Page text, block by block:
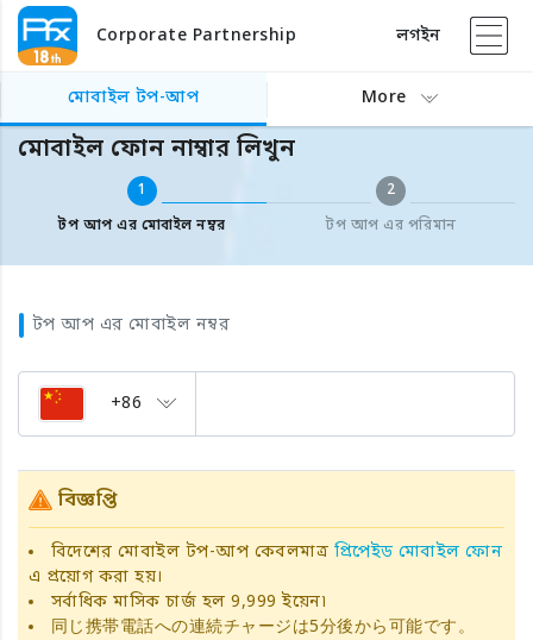
Corporate Partnership লগইন
মোবাইল টপ-আপ More
বিদেশের মোবাইল টপ আপ মোবাইল ফোন নাম্বার লিখুন
মোবাইল ফোন নাম্বার লিখুন
1
টপ আপ এর মোবাইল নম্বর
2
টপ আপ এর পরিমান
টপ আপ এর মোবাইল নম্বর
+86
বিজ্ঞপ্তি
বিদেশের মোবাইল টপ-আপ কেবলমাত্র প্রিপেইড মোবাইল ফোন
এ প্রয়োগ করা হয়।
সর্বাধিক মাসিক চার্জ হল 9,999 ইয়েন৷
同じ携帯電話への連続チャージは5分後から可能です。